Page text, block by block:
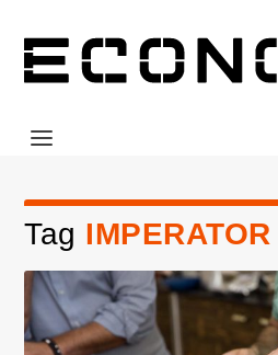
Tag IMPERATOR